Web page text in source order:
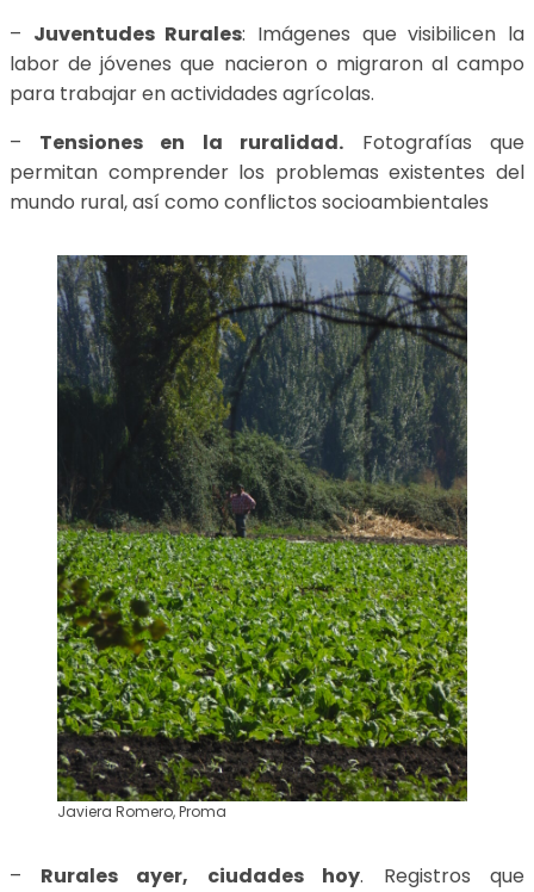
– Juventudes Rurales: Imágenes que visibilicen la
labor de jóvenes que nacieron o migraron al campo
para trabajar en actividades agrícolas.
– Tensiones en la ruralidad. Fotografías que
permitan comprender los problemas existentes del
mundo rural, así como conflictos socioambientales
Javiera Romero, Proma
– Rurales ayer, ciudades hoy. Registros que